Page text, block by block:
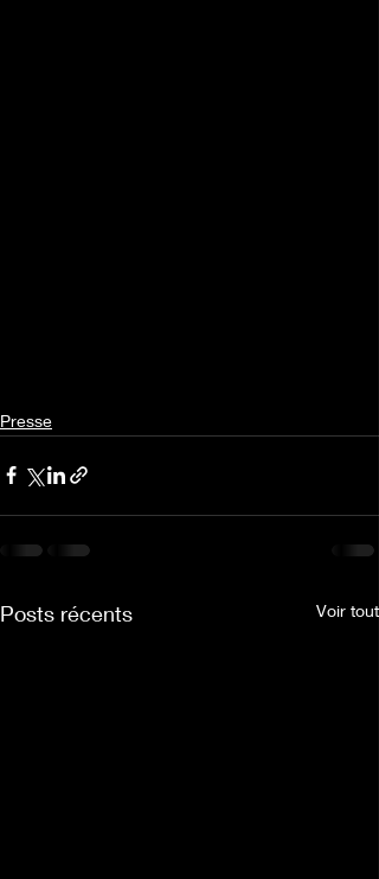
Presse
Posts récents Voir tout